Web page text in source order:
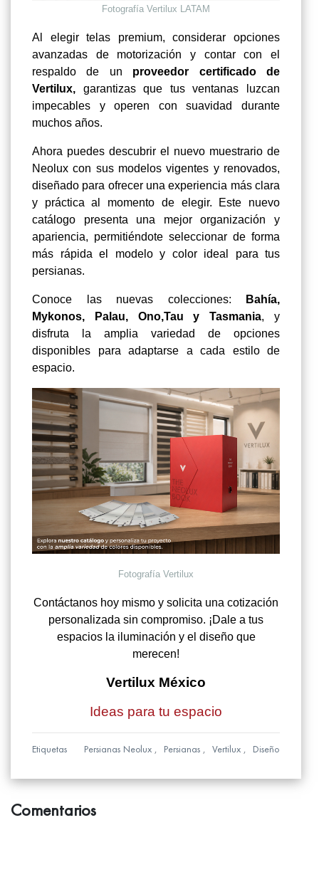
Fotografía Vertilux LATAM
Al elegir telas premium, considerar opciones
avanzadas de motorización y contar con el
respaldo de un proveedor certificado de
Vertilux, garantizas que tus ventanas luzcan
impecables y operen con suavidad durante
muchos años.
Ahora puedes descubrir el nuevo muestrario de
Neolux con sus modelos vigentes y renovados,
diseñado para ofrecer una experiencia más clara
y práctica al momento de elegir. Este nuevo
catálogo presenta una mejor organización y
apariencia, permitiéndote seleccionar de forma
más rápida el modelo y color ideal para tus
persianas.
Conoce las nuevas colecciones:
Bahía,
Mykonos, Palau, Ono,Tau y Tasmania, y
disfruta la amplia variedad de opciones
disponibles para adaptarse a cada estilo de
espacio.
Fotografía Vertilux
Contáctanos hoy mismo y solicita una cotización
personalizada sin compromiso. ¡Dale a tus
espacios la iluminación y el diseño que
merecen!
Vertilux México
Ideas para tu espacio
Etiquetas Persianas Neolux Persianas Vertilux Diseño
Comentarios